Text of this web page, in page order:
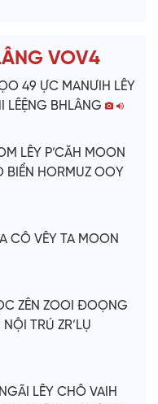
VOV4
49 ỰC MANƯIH LÊY
LÊỆNG BHLÂNG
LÊY P’CĂH MOON
BIỂN HORMUZ OOY
CÔ VÊY TA MOON
ZÊN ZOOI ĐOỌNG
TRÚ ZR’LỤ
LÊY CHÔ VAIH